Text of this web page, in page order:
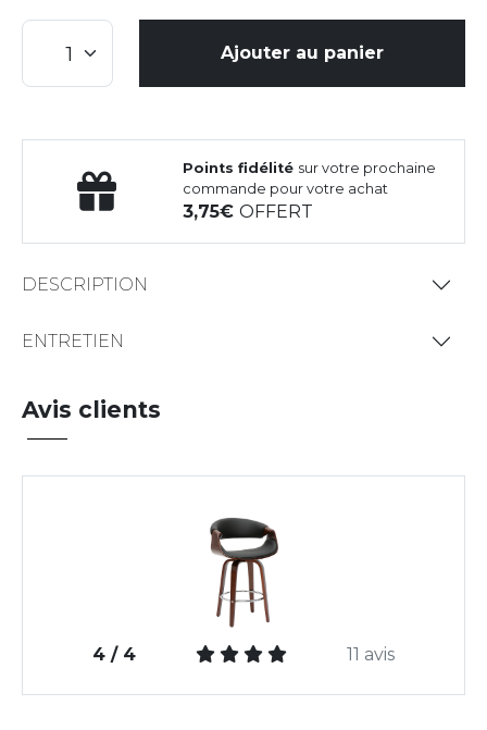
Ajouter au panier
Points fidélité sur votre prochaine
commande pour votre achat
3,75OFFERT
DESCRIPTION
ENTRETIEN
Avis clients
4 / 4 11 avis